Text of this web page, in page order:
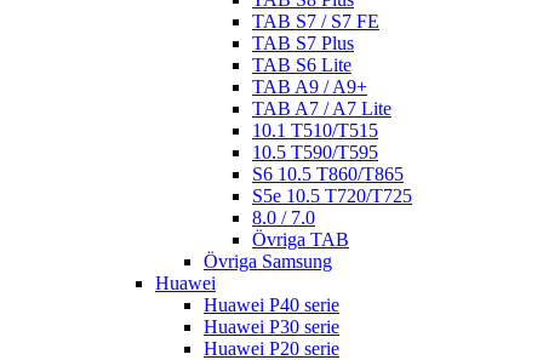
TAB S7 / S7 FE
TAB S7 Plus
TAB S6 Lite
TAB A9 / A9+
TAB A7 / A7 Lite
10.1 T510/T515
10.5 T590/T595
S6 10.5 T860/T865
S5e 10.5 T720/T725
8.0 / 7.0
Övriga TAB
Övriga Samsung
Huawei
Huawei P40 serie
Huawei P30 serie
Huawei P20 serie